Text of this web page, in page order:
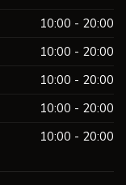
10:00 - 20:00
10:00 - 20:00
10:00 - 20:00
10:00 - 20:00
10:00 - 20:00